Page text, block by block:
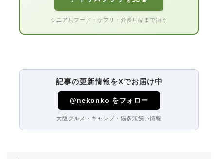
シニア用フード・サプリ・介護用品まで揃う
記事の更新情報をXでお届け中
@nekonko をフォロー
大阪グルメ・キャンプ・猫多頭飼い情報